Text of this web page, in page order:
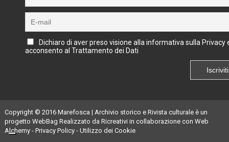
Dichiaro di aver preso visione alla informativa sulla Privacy
acconsento al Trattamento dei Dati
Copyright © 2016 Marefosca | Archivio storico e Rivista culturaleè un
progetto WebBag Realizzato da Ricreativiin collaborazione con Web
Alchemy- Privacy Policy- Utilizzo dei Cookie